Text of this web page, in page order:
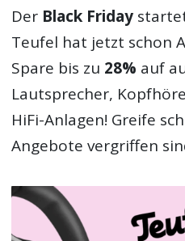
Der Black Friday
Teufel hat jetzt schon
Spare bis zu 28% auf
Lautsprecher,
HiFi-Anlagen! Greife
Angebote vergriffen